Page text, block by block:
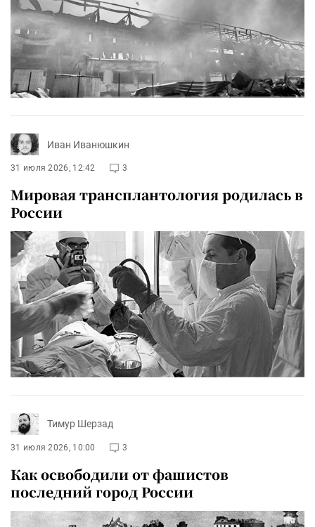
Иван Иванюшкин
31 июля 2026, 12:42 3
Мировая трансплантология родилась в
России
Тимур Шерзад
31 июля 2026, 10:00 3
Как освободили от фашистов
последний город России